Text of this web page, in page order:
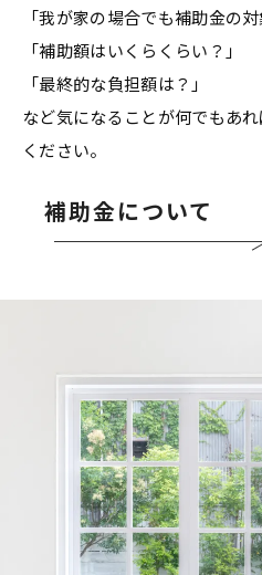
「我が家の場合でも補助金の対
「補助額はいくらくらい？」
「最終的な負担額は？」
など気になることが何でもあ
ください。
補助金について